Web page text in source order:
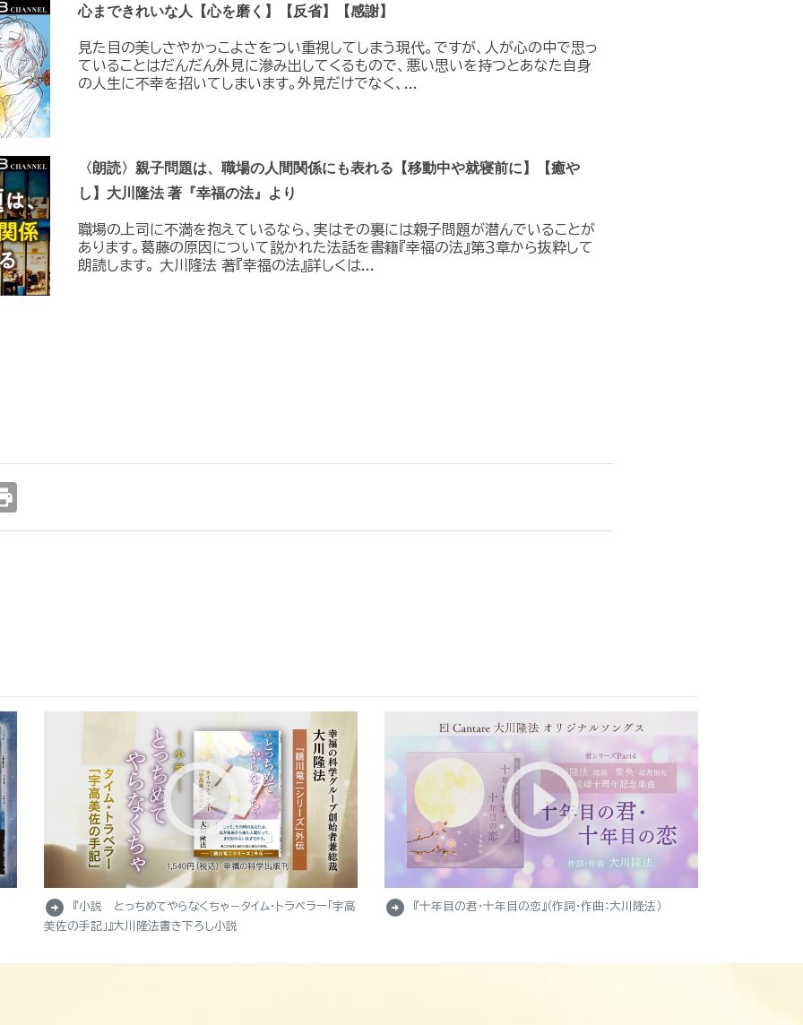
心まできれいな人【心を磨く】【反省】【感謝】
見た目の美しさやかっこよさをつい重視してしまう現代。ですが、人が心の中で思っ
ていることはだんだん外見に滲み出してくるもので、悪い思いを持つとあなた自身
の人生に不幸を招いてしまいます。外見だけでなく、...
〈朗読〉親子問題は、職場の人間関係にも表れる【移動中や就寝前に】【癒や
し】大川隆法 著『幸福の法』より
職場の上司に不満を抱えているなら、実はその裏には親子問題が潜んでいることが
あります。葛藤の原因について説かれた法話を書籍『幸福の法』第３章から抜粋して
朗読します。 大川隆法 著『幸福の法』詳しくは...
arrow_circle_right
『小説 とっちめてやらなくちゃ－タイム・トラベラー「宇高
美佐の手記」』大川隆法書き下ろし小説
arrow_circle_right 『十年目の君・十年目の恋』（作詞・作曲：大川隆法）